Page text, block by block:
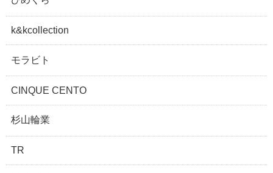
k&kcollection
モラビト
CINQUE CENTO
杉山輪業
TR